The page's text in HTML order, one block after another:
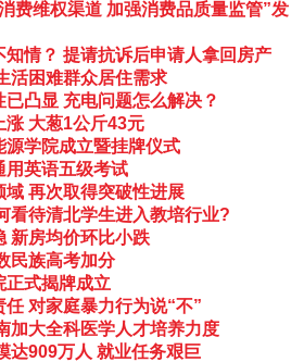
费维权渠道 加强消费品质量监管”发
知情？ 提请抗诉后申请人拿回房产
活困难群众居住需求
凸显 充电问题怎么解决？
涨 大葱1公斤43元
源学院成立暨挂牌仪式
用英语五级考试
再次取得突破性进展
看待清北学生进入教培行业?
新房均价环比小跌
民族高考加分
正式揭牌成立
对家庭暴力行为说“不”
加大全科医学人才培养力度
达909万人 就业任务艰巨